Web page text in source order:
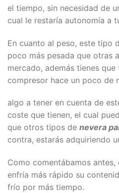
el tiempo, sin necesidad de
cual le restaría autonomía a
En cuanto al peso, este tipo
poco más pesada que otras
mercado, además tienes
compresor hace un poco de
algo a tener en cuenta de
coste que tienen, el cual
que otros tipos de nevera
contra, estarás adquiriendo
Como comentábamos
enfría más rápido su
frío por más tiempo.